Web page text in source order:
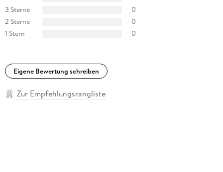
3 Sterne
0
2 Sterne
0
1 Stern
0
Eigene Bewertung schreiben
Zur Empfehlungsrangliste